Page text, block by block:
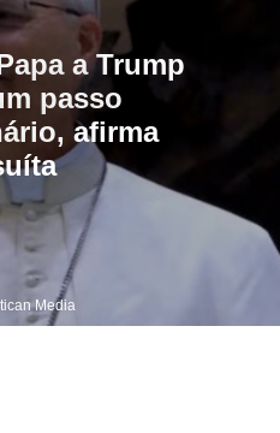
a Trump
passo
afirma
Media